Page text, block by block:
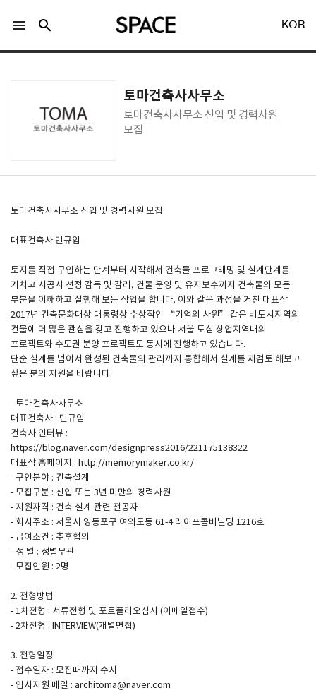
Facebook 로그인
Naver 로그인
SPACE 소개
공지사항
기사문의
광고문의
Contact
menu search KOR
토마건축사사무소
토마건축사사무소 신입 및 경력사원
모집
토마건축사사무소 신입 및 경력사원 모집
대표건축사 민규암
토지를 직접 구입하는 단계부터 시작해서 건축물 프로그래밍 및 설계단계를
거치고 시공사 선정 감독 및 감리, 건물 운영 및 유지보수까지 건축물의 모든
부분을 이해하고 실행해 보는 작업을 합니다. 이와 같은 과정을 거친 대표작
2017년 건축문화대상 대통령상 수상작인 “기억의 사원” 같은 비도시지역의
건물에 더 많은 관심을 갖고 진행하고 있으나 서울 도심 상업지역내의
프로젝트와 수도권 분양 프로젝트도 동시에 진행하고 있습니다.
단순 설계를 넘어서 완성된 건축물의 관리까지 통합해서 설계를 재검토 해보고
싶은 분의 지원을 바랍니다.
- 토마건축사사무소
대표건축사 : 민규암
건축사 인터뷰 :
https://blog.naver.com/designpress2016/221175138322
대표작 홈페이지 : http://memorymaker.co.kr/
- 구인분야 : 건축설계
- 모집구분 : 신입 또는 3년 미만의 경력사원
- 지원자격 : 건축 설계 관련 전공자
- 회사주소 : 서울시 영등포구 여의도동 61-4 라이프콤비빌딩 1216호
- 급여조건 : 추후협의
- 성 별 : 성별무관
- 모집인원 : 2명
2. 전형방법
- 1차전형 : 서류전형 및 포트폴리오심사 (이메일접수)
- 2차전형 : INTERVIEW(개별면접)
3. 전형일정
- 접수일자 : 모집때까지 수시
- 입사지원 메일 : architoma@naver.com